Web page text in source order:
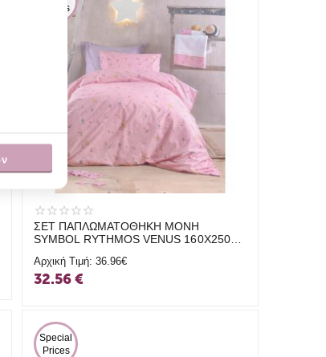
Prices
ΣΕΤ ΠΑΠΛΩΜΑΤΟΘΗΚΗ ΜΟΝΗ
SYMBOL RYTHMOS VENUS 160X250
Αρχική Τιμή:36.96€
32.56 €
Special
Prices
Performance Cookies
Targeting Cookies